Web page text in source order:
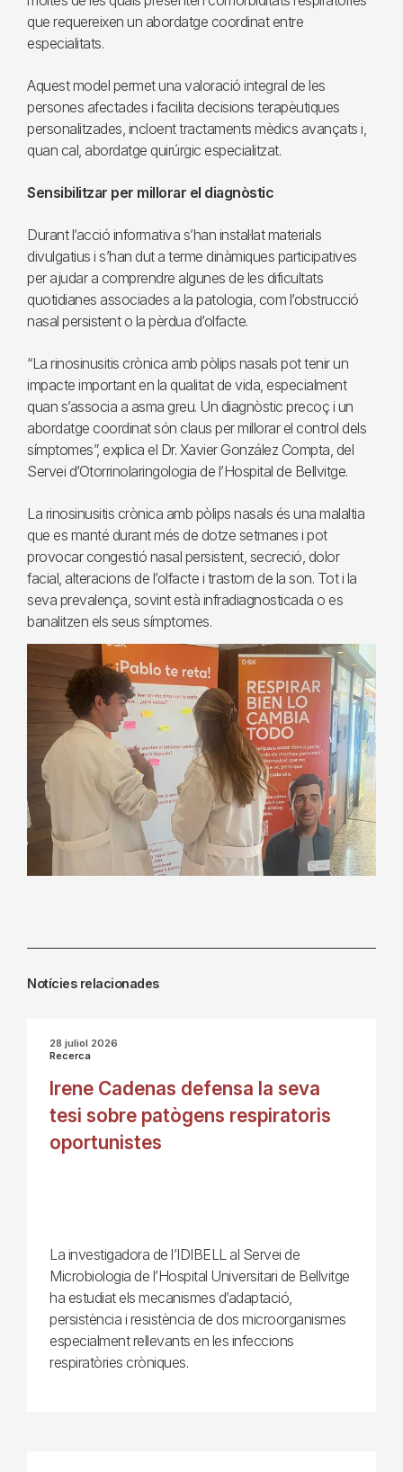
que requereixen un abordatge coordinat entre
especialitats.
Aquest model permet una valoració integral de les
persones afectades i facilita decisions terapèutiques
personalitzades, incloent tractaments mèdics avançats i,
quan cal, abordatge quirúrgic especialitzat.
Sensibilitzar per millorar el diagnòstic
Durant l’acció informativa s’han instal·lat materials
divulgatius i s’han dut a terme dinàmiques participatives
per ajudar a comprendre algunes de les dificultats
quotidianes associades a la patologia, com l’obstrucció
nasal persistent o la pèrdua d’olfacte.
“La rinosinusitis crònica amb pòlips nasals pot tenir un
impacte important en la qualitat de vida, especialment
quan s’associa a asma greu. Un diagnòstic precoç i un
abordatge coordinat són claus per millorar el control dels
símptomes”, explica el Dr. Xavier González Compta, del
Servei d’Otorrinolaringologia de l’Hospital de Bellvitge.
La rinosinusitis crònica amb pòlips nasals és una malaltia
que es manté durant més de dotze setmanes i pot
provocar congestió nasal persistent, secreció, dolor
facial, alteracions de l’olfacte i trastorn de la son. Tot i la
seva prevalença, sovint està infradiagnosticada o es
banalitzen els seus símptomes.
Notícies relacionades
28 juliol 2026
Recerca
Irene Cadenas defensa la seva
tesi sobre patògens respiratoris
oportunistes
La investigadora de l’IDIBELL al Servei de
Microbiologia de l’Hospital Universitari de Bellvitge
ha estudiat els mecanismes d’adaptació,
persistència i resistència de dos microorganismes
especialment rellevants en les infeccions
respiratòries cròniques.